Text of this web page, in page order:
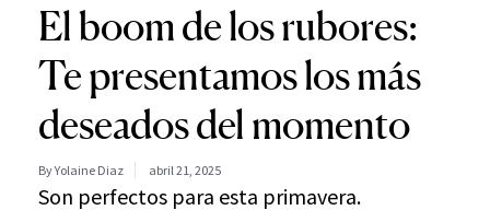
El boom de los rubores:
Te presentamos los más
deseados del momento
By Yolaine Diaz abril 21, 2025
Son perfectos para esta primavera.